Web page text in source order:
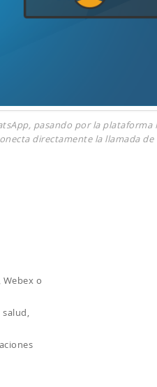
pasando por la plataforma
directamente la llamada de
o